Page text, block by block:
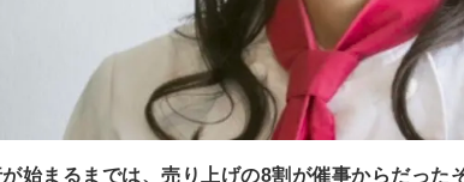
始まるまでは、売り上げの8割が催事からだった